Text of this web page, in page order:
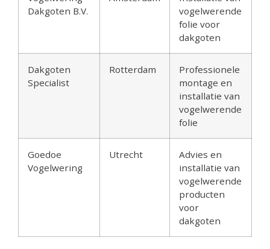
Dakgoten B.V.
vogelwerende
folie voor
dakgoten
Dakgoten
Specialist
Rotterdam
Professionele
montage en
installatie van
vogelwerende
folie
Goedoe
Vogelwering
Utrecht
Advies en
installatie van
vogelwerende
producten
voor
dakgoten